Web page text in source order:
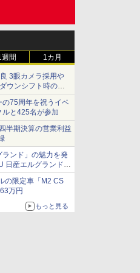
週間 1カ月
3眼カメラ採用や
ウンシフト時の操
の75周年を祝うイベ
ルと425名が参加
半期決算の営業利益
ンド」の魅力を発
日産エルグランドデ
の限定車「M2 CS
万円
もっと見る